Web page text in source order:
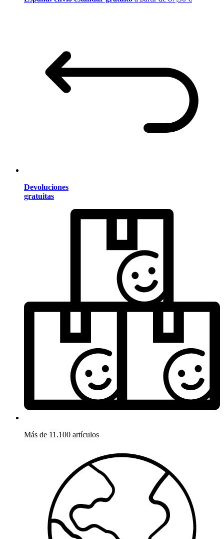
Devoluciones
gratuitas
Más de 11.100 artículos